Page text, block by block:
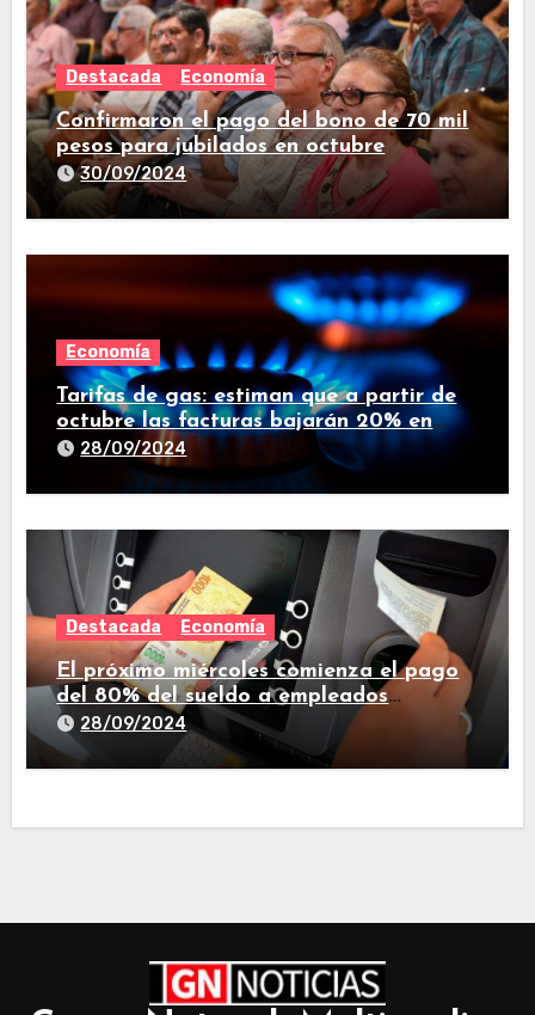
Destacada Economía
Confirmaron el pago del bono de 70 mil
pesos para jubilados en octubre
30/09/2024
Economía
Tarifas de gas: estiman que a partir de
octubre las facturas bajarán 20% en
promedio
28/09/2024
Destacada Economía
El próximo miércoles comienza el pago
del 80% del sueldo a empleados
estatales de Tucumán
28/09/2024